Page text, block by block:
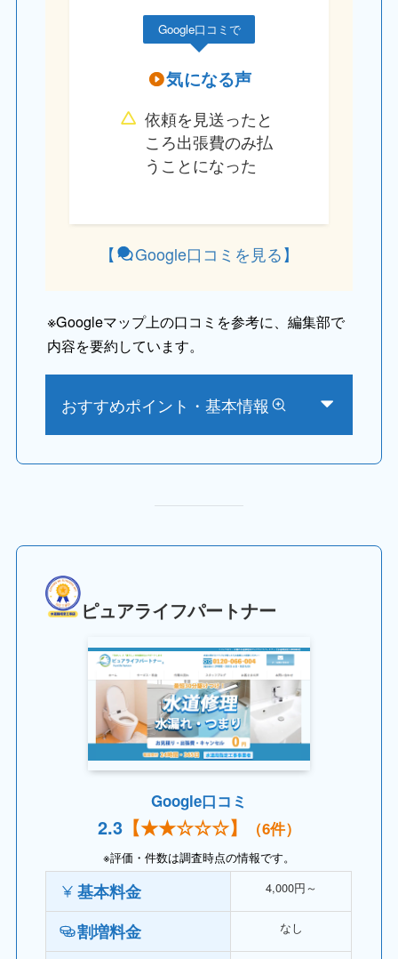
Google口コミで
気になる声
依頼を見送ったと
ころ出張費のみ払
うことになった
【 Google口コミを見る】
※Googleマップ上の口コミを参考に、編集部で
内容を要約しています。
おすすめポイント・基本情報
ピュアライフパートナー
Google口コミ
2.3 【★★☆☆☆】 （6件）
※評価・件数は調査時点の情報です。
基本料金 4,000円～
割増料金 なし